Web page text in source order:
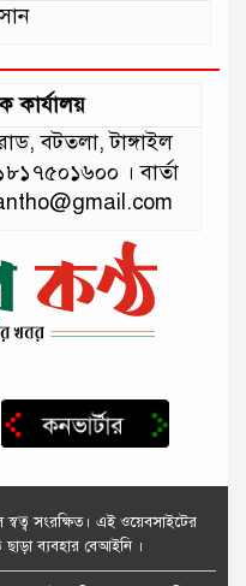
কার্যালয়
বটতলা, টাঙ্গাইল
। বার্তা
সংরক্ষিত। এই ওয়েবসাইটের
ব্যবহার বেআইনি ।